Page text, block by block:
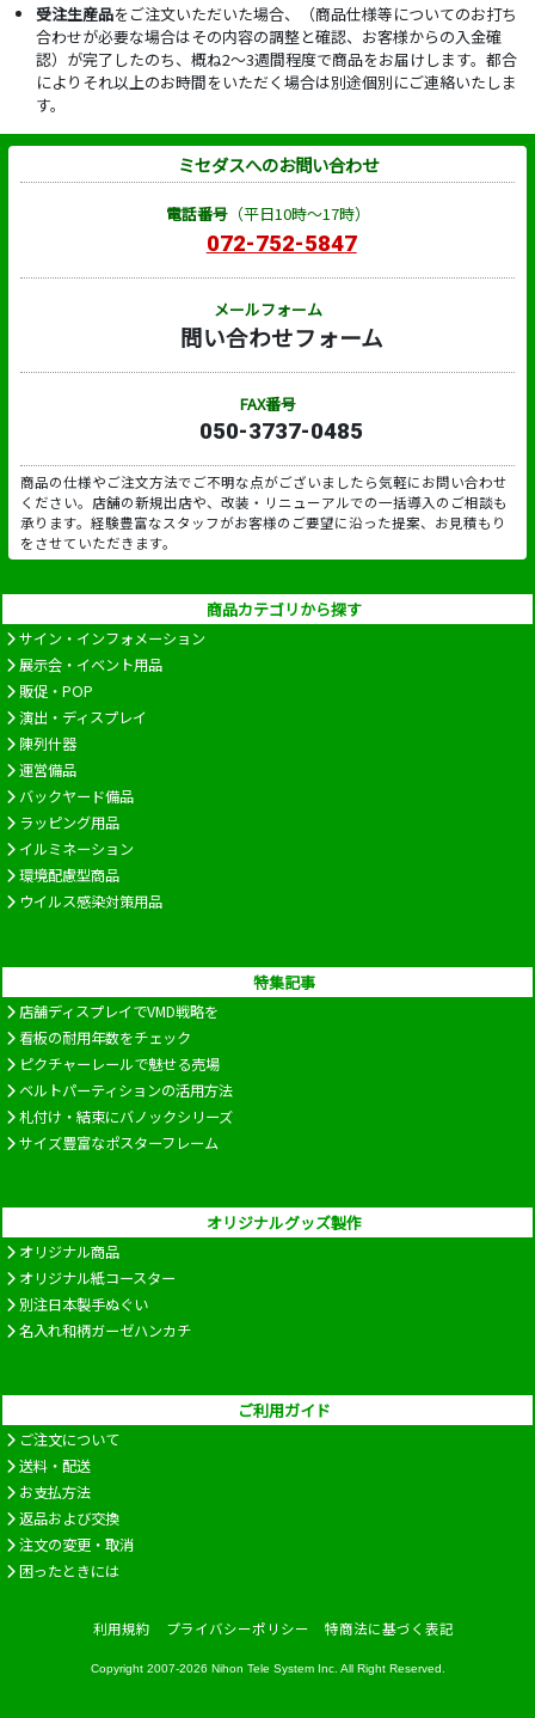
受注生産品をご注文いただいた場合、（商品仕様等についてのお打ち
合わせが必要な場合はその内容の調整と確認、お客様からの入金確
認）が完了したのち、概ね2～3週間程度で商品をお届けします。都合
によりそれ以上のお時間をいただく場合は別途個別にご連絡いたしま
す。
ミセダスへのお問い合わせ
電話番号（平日10時～17時）
072-752-5847
メールフォーム
問い合わせフォーム
FAX番号
050-3737-0485
商品の仕様やご注文方法でご不明な点がございましたら気軽にお問い合わせ
ください。店舗の新規出店や、改装・リニューアルでの一括導入のご相談も
承ります。経験豊富なスタッフがお客様のご要望に沿った提案、お見積もり
をさせていただきます。
商品カテゴリから探す
サイン・インフォメーション
展示会・イベント用品
販促・POP
演出・ディスプレイ
陳列什器
運営備品
バックヤード備品
ラッピング用品
イルミネーション
環境配慮型商品
ウイルス感染対策用品
特集記事
店舗ディスプレイでVMD戦略を
看板の耐用年数をチェック
ピクチャーレールで魅せる売場
ベルトパーティションの活用方法
札付け・結束にバノックシリーズ
サイズ豊富なポスターフレーム
オリジナルグッズ製作
オリジナル商品
オリジナル紙コースター
別注日本製手ぬぐい
名入れ和柄ガーゼハンカチ
ご利用ガイド
ご注文について
送料・配送
お支払方法
返品および交換
注文の変更・取消
困ったときには
利用規約 プライバシーポリシー 特商法に基づく表記
Copyright 2007-2026 Nihon Tele System Inc. All Right Reserved.